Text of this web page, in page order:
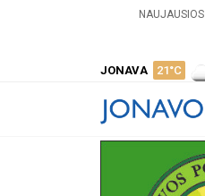
NAUJAUSIOS
JONAVA 21°C